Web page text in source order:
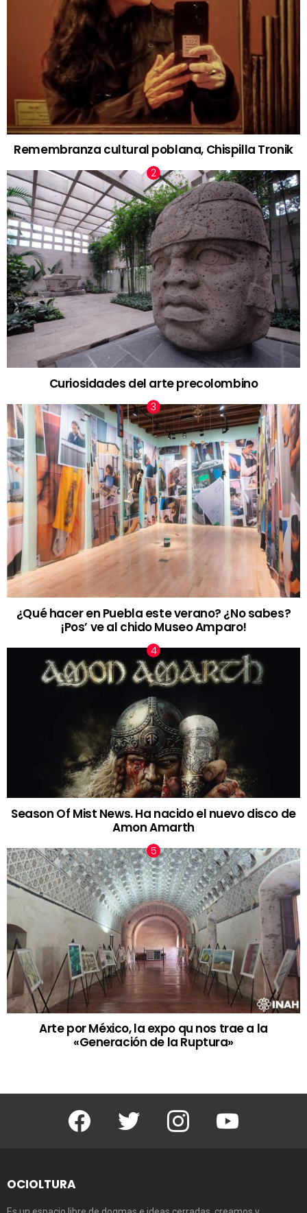
Remembranza cultural poblana, Chispilla Tronik
Curiosidades del arte precolombino
¿Qué hacer en Puebla este verano? ¿No sabes?
¡Pos’ ve al chido Museo Amparo!
Season Of Mist News. Ha nacido el nuevo disco de
Amon Amarth
Arte por México, la expo qu nos trae a la
«Generación de la Ruptura»
Facebook Twitter Instagram Youtube
OCIOLTURA